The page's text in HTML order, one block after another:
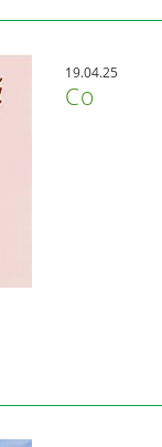
19.04.25
Со